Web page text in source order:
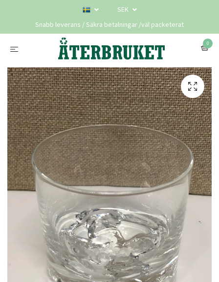
SEK
Snabb leverans / Säkra betalningar /väl packeterat
0